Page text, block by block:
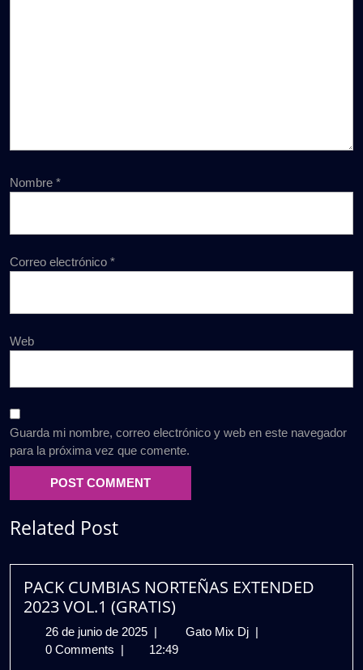
Nombre *
Correo electrónico *
Web
Guarda mi nombre, correo electrónico y web en este navegador
para la próxima vez que comente.
Related Post
PACK CUMBIAS NORTEÑAS EXTENDED
2023 VOL.1 (GRATIS)
26 de junio de 2025 26
de
| Gato Mix Dj PACK
|
0 Comments | 12:49